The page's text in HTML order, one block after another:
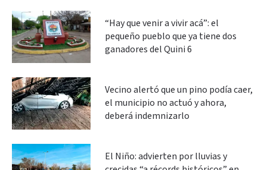
“Hay que venir a vivir acá”: el
pequeño pueblo que ya tiene dos
ganadores del Quini 6
Vecino alertó que un pino podía caer,
el municipio no actuó y ahora,
deberá indemnizarlo
El Niño: advierten por lluvias y